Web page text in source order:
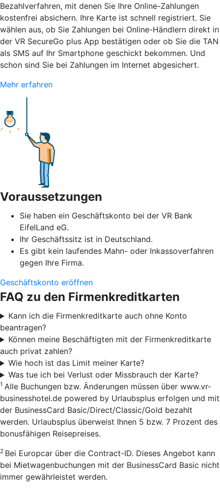
Bezahlverfahren, mit denen Sie Ihre Online-Zahlungen
kostenfrei absichern. Ihre Karte ist schnell registriert. Sie
wählen aus, ob Sie Zahlungen bei Online-Händlern direkt in
der VR SecureGo plus App bestätigen oder ob Sie die TAN
als SMS auf Ihr Smartphone geschickt bekommen. Und
schon sind Sie bei Zahlungen im Internet abgesichert.
Mehr erfahren
Voraussetzungen
Sie haben ein Geschäftskonto bei der VR Bank
EifelLand eG.
Ihr Geschäftssitz ist in Deutschland.
Es gibt kein laufendes Mahn- oder Inkassoverfahren
gegen Ihre Firma.
Geschäftskonto eröffnen
FAQ zu den Firmenkreditkarten
Kann ich die Firmenkreditkarte auch ohne Konto
beantragen?
Können meine Beschäftigten mit der Firmenkreditkarte
auch privat zahlen?
Wie hoch ist das Limit meiner Karte?
Was tue ich bei Verlust oder Missbrauch der Karte?
1 Alle Buchungen bzw. Änderungen müssen über www.vr-
businesshotel.de powered by Urlaubsplus erfolgen und mit
der BusinessCard Basic/Direct/Classic/Gold bezahlt
werden. Urlaubsplus überweist Ihnen 5 bzw. 7 Prozent des
bonusfähigen Reisepreises.
2 Bei Europcar über die Contract-ID. Dieses Angebot kann
bei Mietwagenbuchungen mit der BusinessCard Basic nicht
immer gewährleistet werden.